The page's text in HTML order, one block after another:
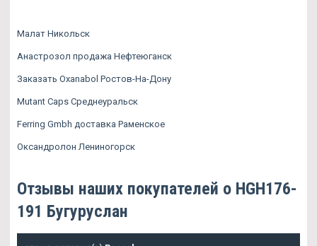
Малат Никольск
Анастрозол продажа Нефтеюганск
Заказать Oxanabol Ростов-На-Дону
Mutant Caps Среднеуральск
Ferring Gmbh доставка Раменское
Оксандролон Лениногорск
Отзывы наших покупателей о HGH176-
191 Бугуруслан